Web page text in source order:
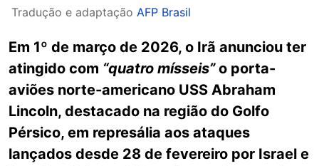
Tradução e adaptação AFP Brasil
Em 1º de março de 2026, o Irã anunciou ter
atingido com “quatro mísseis”o porta-
aviões norte-americano USS Abraham
Lincoln, destacado na região do Golfo
Pérsico, em represália aos ataques
lançados desde 28 de fevereiro por Israel e